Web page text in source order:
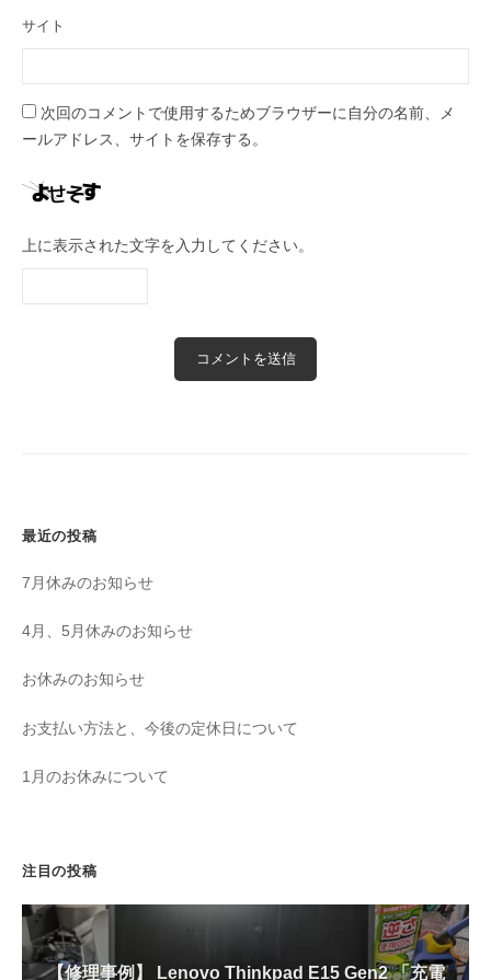
サイト
次回のコメントで使用するためブラウザーに自分の名前、メ
ールアドレス、サイトを保存する。
上に表示された文字を入力してください。
最近の投稿
7月休みのお知らせ
4月、5月休みのお知らせ
お休みのお知らせ
お支払い方法と、今後の定休日について
1月のお休みについて
注目の投稿
【修理事例】 Lenovo Thinkpad E15 Gen2 「充電